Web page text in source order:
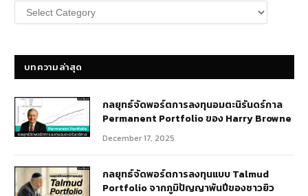
หมวด
หมู่
บทความล่าสุด
กลยุทธ์​จัดพอร์ตการลงทุนอมตะนิรันดร์กาล
Permanent Portfolio ของ Harry Browne
December 17, 2025
กลยุทธ์จัดพอร์ตการลงทุนแบบ Talmud
Portfolio จากภูมิปัญญาพันปีของชาวยิว